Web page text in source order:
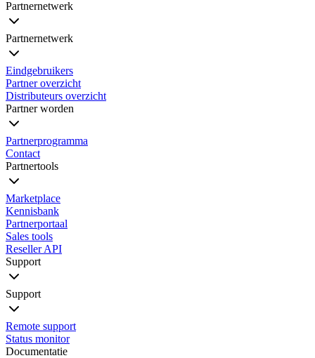
Partnernetwerk
Partnernetwerk
Eindgebruikers
Partner overzicht
Distributeurs overzicht
Partner worden
Partnerprogramma
Contact
Partnertools
Marketplace
Kennisbank
Partnerportaal
Sales tools
Reseller API
Support
Support
Remote support
Status monitor
Documentatie